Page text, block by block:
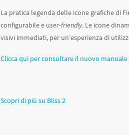
La pratica legenda delle icone grafiche di
configurabile e user-friendly. Le icone
visivi immediati, per un’esperienza di
Clicca qui per consultare il nuovo
Scopri di più su Bliss 2